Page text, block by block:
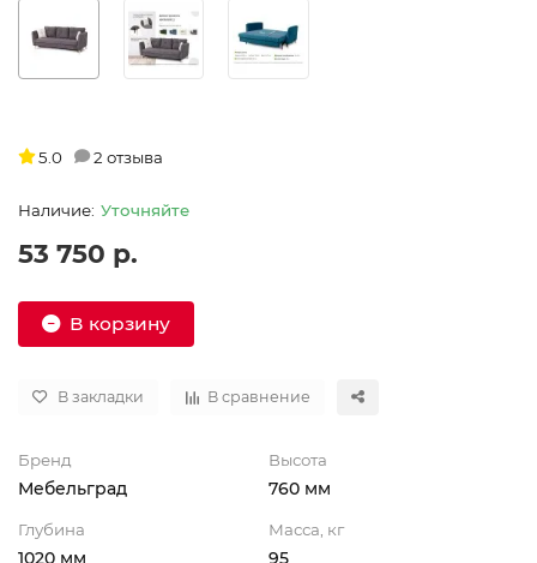
Уточняйте
53 750 р.
В корзину
В закладки В сравнение
5.0 2 отзыва
Бренд
Мебельград
Высота
760 мм
Глубина
1020 мм
Масса, кг
95